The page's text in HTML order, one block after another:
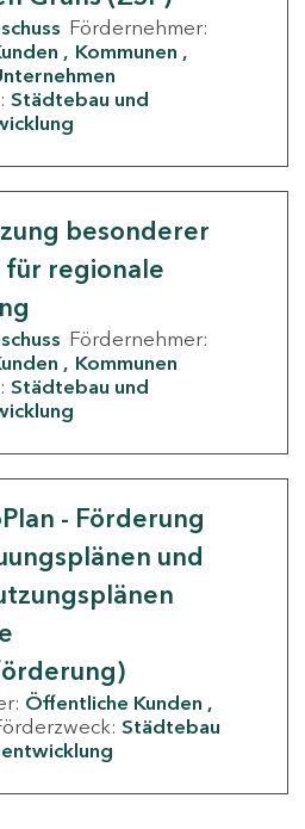
Fördernehmer:
Kommunen
Städtebau und
besonderer
für regionale
Fördernehmer:
Kommunen
Städtebau und
- Förderung
und
Öffentliche Kunden
Städtebau